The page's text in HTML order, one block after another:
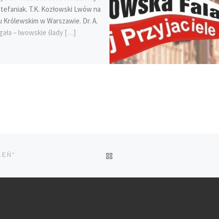
T.K. Kozłowski Lwów na
Królewskim w Warszawie. Dr. A.
– lwowskie ślady […]
DO